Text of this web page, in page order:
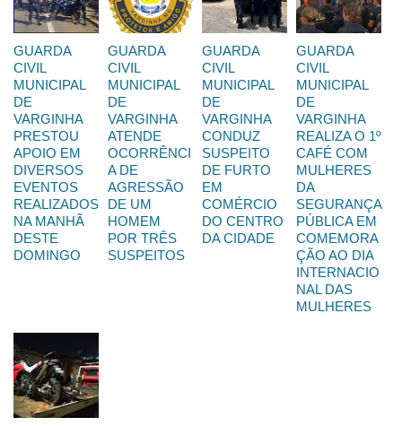
GUARDA
CIVIL
MUNICIPAL
DE
VARGINHA
PRESTOU
APOIO EM
DIVERSOS
EVENTOS
REALIZADOS
NA MANHÃ
DESTE
DOMINGO
GUARDA
CIVIL
MUNICIPAL
DE
VARGINHA
ATENDE
OCORRÊNCI
A DE
AGRESSÃO
DE UM
HOMEM
POR TRÊS
SUSPEITOS
GUARDA
CIVIL
MUNICIPAL
DE
VARGINHA
CONDUZ
SUSPEITO
DE FURTO
EM
COMÉRCIO
DO CENTRO
DA CIDADE
GUARDA
CIVIL
MUNICIPAL
DE
VARGINHA
REALIZA O 1º
CAFÉ COM
MULHERES
DA
SEGURANÇA
PÚBLICA EM
COMEMORA
ÇÃO AO DIA
INTERNACIO
NAL DAS
MULHERES